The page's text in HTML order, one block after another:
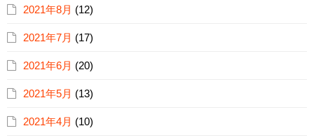
2021年8月 (12)
2021年7月 (17)
2021年6月 (20)
2021年5月 (13)
2021年4月 (10)